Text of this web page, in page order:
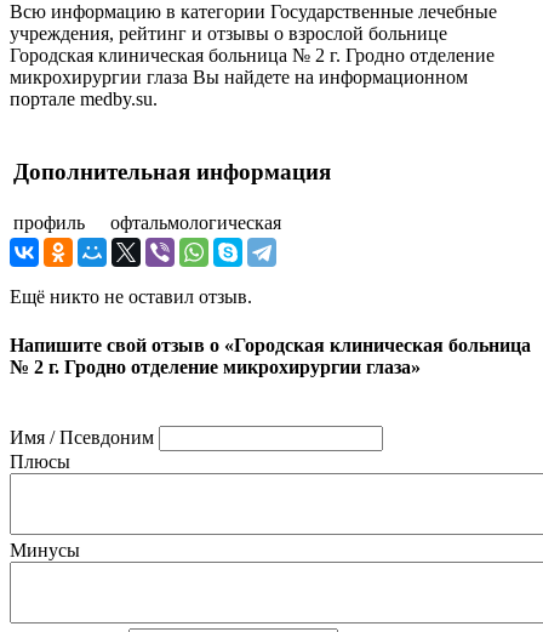
Всю информацию в категории Государственные лечебные
учреждения, рейтинг и отзывы о взрослой больнице
Городская клиническая больница № 2 г. Гродно отделение
микрохирургии глаза Вы найдете на информационном
портале medby.su.
Дополнительная информация
профиль офтальмологическая
Ещё никто не оставил отзыв.
Напишите свой отзыв о «Городская клиническая больница
№ 2 г. Гродно отделение микрохирургии глаза»
Имя / Псевдоним
Плюсы
Минусы